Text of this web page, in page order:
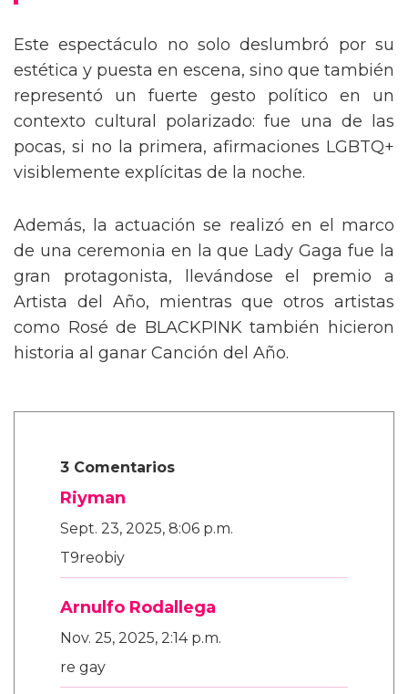
Este espectáculo no solo deslumbró por su
estética y puesta en escena, sino que también
representó un fuerte gesto político en un
contexto cultural polarizado: fue una de las
pocas, si no la primera, afirmaciones LGBTQ+
visiblemente explícitas de la noche.
Además, la actuación se realizó en el marco
de una ceremonia en la que Lady Gaga fue la
gran protagonista, llevándose el premio a
Artista del Año, mientras que otros artistas
como Rosé de BLACKPINK también hicieron
historia al ganar Canción del Año.
Riyman
Arnulfo Rodallega